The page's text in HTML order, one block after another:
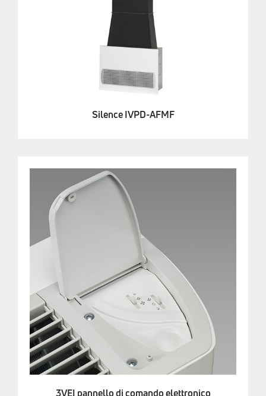
Silence IVPD-AFMF
3VEI pannello di comando elettronico